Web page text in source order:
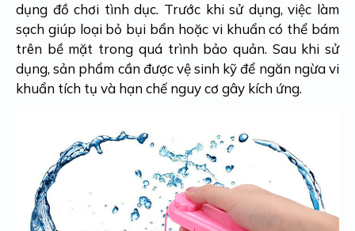
dụng đồ chơi tình dục. Trước khi sử dụng, việc làm
sạch giúp loại bỏ bụi bẩn hoặc vi khuẩn có thể bám
trên bề mặt trong quá trình bảo quản. Sau khi sử
dụng, sản phẩm cần được vệ sinh kỹ để ngăn ngừa vi
khuẩn tích tụ và hạn chế nguy cơ gây kích ứng.